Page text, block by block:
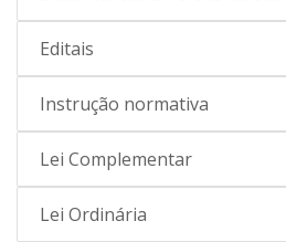
Editais
Instrução normativa
Lei Complementar
Lei Ordinária